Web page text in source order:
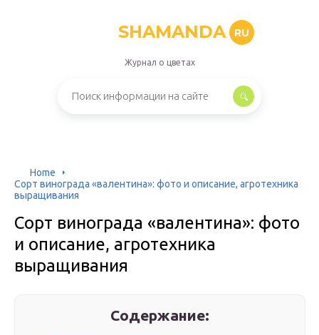
SHAMANDA RU
Журнал о цветах
Home
Сорт винограда «валентина»: фото и описание, агротехника
выращивания
Сорт винограда «валентина»: фото
и описание, агротехника
выращивания
Содержание: